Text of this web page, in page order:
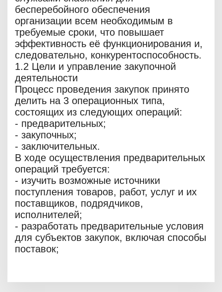
бесперебойного обеспечения
организации всем необходимым в
требуемые сроки, что повышает
эффективность её функционирования и,
следовательно, конкурентоспособность.
1.2 Цели и управление закупочной
деятельности
Процесс проведения закупок принято
делить на 3 операционных типа,
состоящих из следующих операций:
- предварительных;
- закупочных;
- заключительных.
В ходе осуществления предварительных
операций требуется:
- изучить возможные источники
поступления товаров, работ, услуг и их
поставщиков, подрядчиков,
исполнителей;
- разработать предварительные условия
для субъектов закупок, включая способы
поставок;